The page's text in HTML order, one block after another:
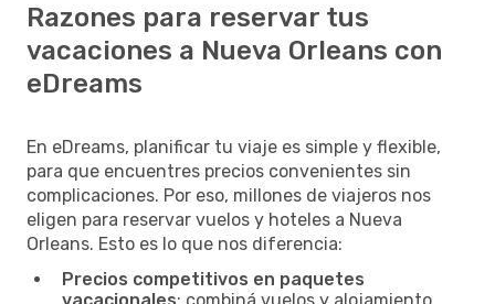
Razones para reservar tus
vacaciones a Nueva Orleans con
eDreams
En eDreams, planificar tu viaje es simple y flexible,
para que encuentres precios convenientes sin
complicaciones. Por eso, millones de viajeros nos
eligen para reservar vuelos y hoteles a Nueva
Orleans. Esto es lo que nos diferencia:
Precios competitivos en paquetes